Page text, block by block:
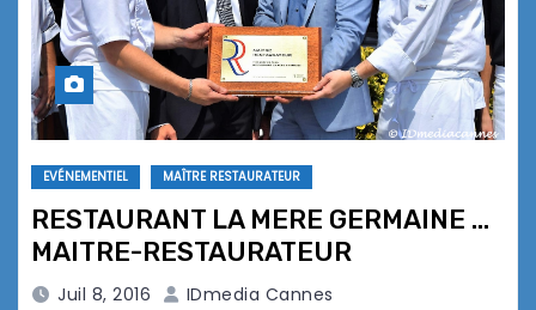
EVÉNEMENTIEL MAÎTRE RESTAURATEUR
RESTAURANT LA MERE GERMAINE …
MAITRE-RESTAURATEUR
Juil 8, 2016 IDmedia Cannes